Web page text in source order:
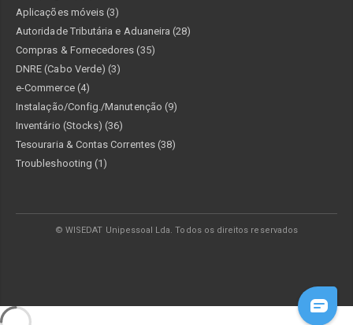
Aplicações móveis (3)
Autoridade Tributária e Aduaneira (28)
Compras & Fornecedores (35)
DNRE (Cabo Verde) (3)
e-Commerce (4)
Instalação/Config./Manutenção (9)
Inventário (Stocks) (36)
Tesouraria & Contas Correntes (38)
Troubleshooting (1)
© WISEDAT Unipessoal Lda. Todos os direitos reservados